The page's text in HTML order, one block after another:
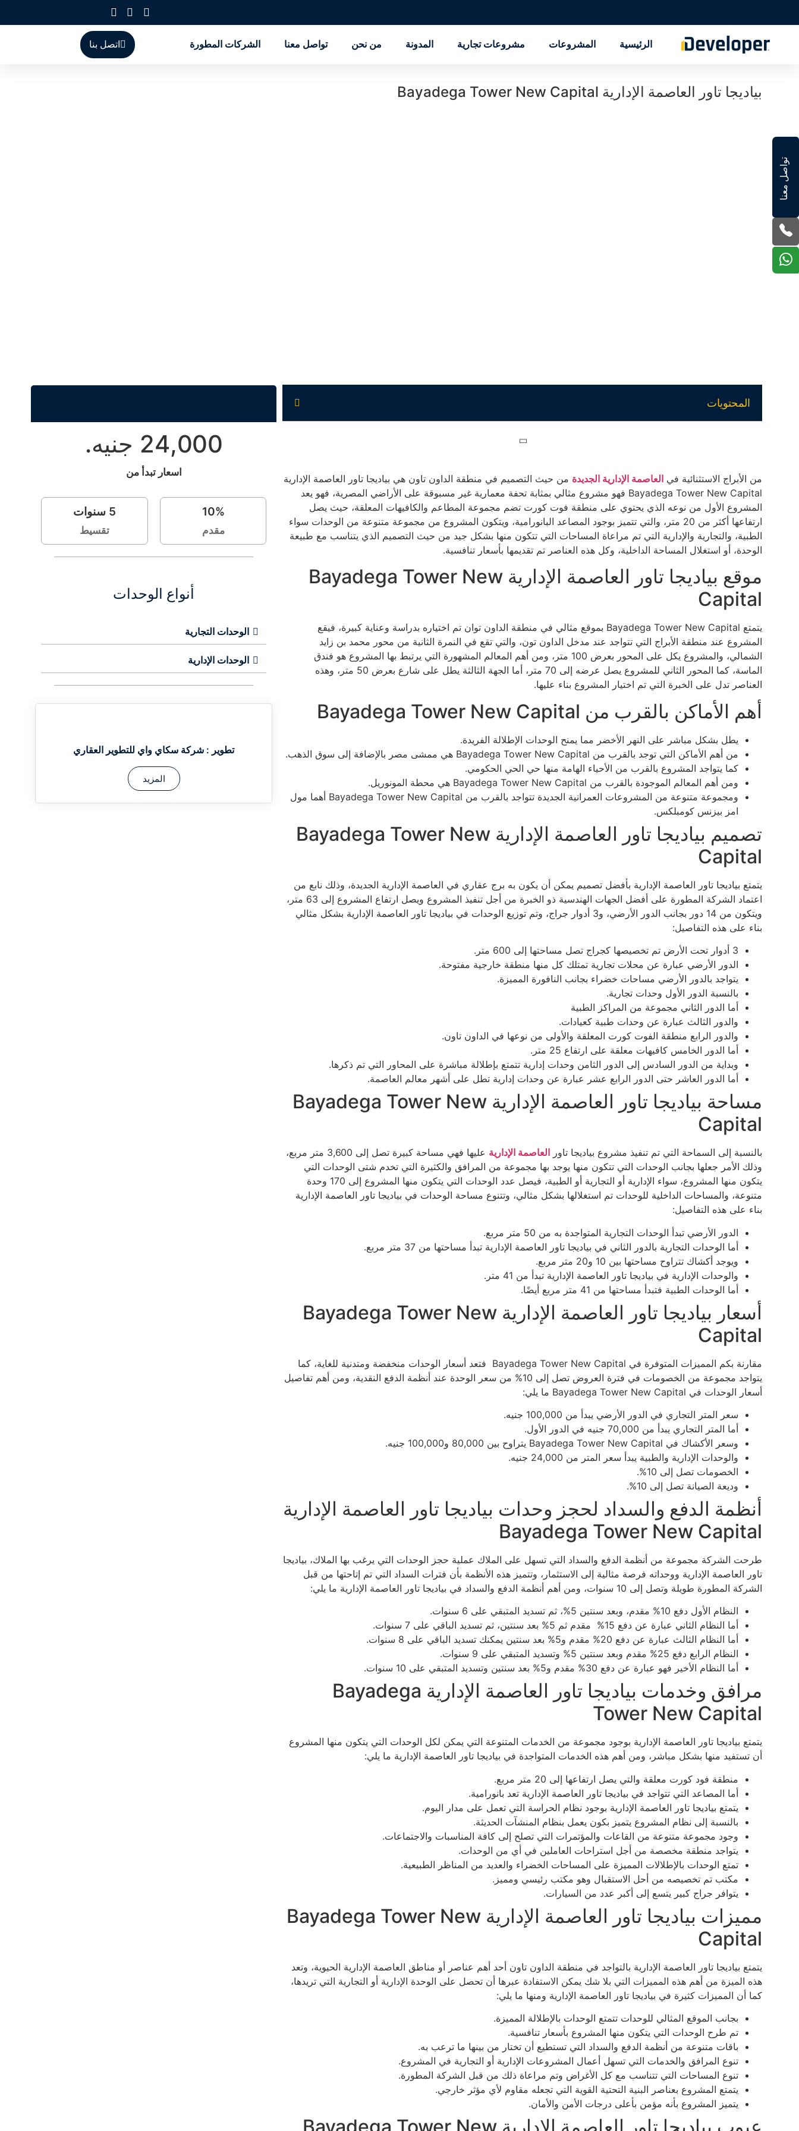
الرئيسية المشروعات مشروعات تجارية المدونة من نحن تواصل معنا الشركات المطورة اتصل بنا
بياديجا تاور العاصمة الإدارية Bayadega Tower New Capital
تواصل معنا
المحتويات
من الأبراج الاستثنائية في العاصمة الإدارية الجديدة من حيث التصميم في منطقة الداون تاون هي بياديجا تاور العاصمة الإدارية
Bayadega Tower New Capital فهو مشروع مثالي بمثابة تحفة معمارية غير مسبوقة على الأراضي المصرية، فهو يعد
المشروع الأول من نوعه الذي يحتوي على منطقة فوت كورت تضم مجموعة المطاعم والكافيهات المعلقة، حيث يصل
ارتفاعها أكثر من 20 متر، والتي تتميز بوجود المصاعد البانورامية، ويتكون المشروع من مجموعة متنوعة من الوحدات سواء
الطبية، والتجارية والإدارية التي تم مراعاة المساحات التي تتكون منها بشكل جيد من حيث التصميم الذي يتناسب مع طبيعة
الوحدة، أو استغلال المساحة الداخلية، وكل هذه العناصر تم تقديمها بأسعار تنافسية.
موقع بياديجا تاور العاصمة الإدارية Bayadega Tower New
Capital
يتمتع Bayadega Tower New Capital بموقع مثالي في منطقة الداون توان تم اختياره بدراسة وعناية كبيرة، فيقع
المشروع عند منطقة الأبراج التي تتواجد عند مدخل الداون تون، والتي تقع في النمرة الثانية من محور محمد بن زايد
الشمالي، والمشروع يكل على المحور بعرض 100 متر، ومن أهم المعالم المشهورة التي يرتبط بها المشروع هو فندق
الماسة، كما المحور الثاني للمشروع يصل عرضه إلى 70 متر، أما الجهة الثالثة يطل على شارع بعرض 50 متر، وهذه
العناصر تدل على الخبرة التي تم اختيار المشروع بناء عليها.
أهم الأماكن بالقرب من Bayadega Tower New Capital
يطل بشكل مباشر على النهر الأخضر مما يمنح الوحدات الإطلالة الفريدة.
من أهم الأماكن التي توجد بالقرب من Bayadega Tower New Capital هي ممشى مصر بالإضافة إلى سوق الذهب.
كما يتواجد المشروع بالقرب من الأحياء الهامة منها حي الحي الحكومي.
ومن أهم المعالم الموجودة بالقرب من Bayadega Tower New Capital هي محطة المونوريل.
ومجموعة متنوعة من المشروعات العمرانية الجديدة تتواجد بالقرب من Bayadega Tower New Capital أهما مول
امز بيزنس كومبلكس.
تصميم بياديجا تاور العاصمة الإدارية Bayadega Tower New
Capital
يتمتع بياديجا تاور العاصمة الإدارية بأفضل تصميم يمكن أن يكون به برج عقاري في العاصمة الإدارية الجديدة، وذلك نابع من
اعتماد الشركة المطورة على أفضل الجهات الهندسية ذو الخبرة من أجل تنفيذ المشروع ويصل ارتفاع المشروع إلى 63 متر،
ويتكون من 14 دور بجانب الدور الأرضي، و3 أدوار جراج، وتم توزيع الوحدات في بياديجا تاور العاصمة الإدارية بشكل مثالي
بناء على هذه التفاصيل:
3 أدوار تحت الأرض تم تخصيصها كجراج تصل مساحتها إلى 600 متر.
الدور الأرضي عبارة عن محلات تجارية تمتلك كل منها منطقة خارجية مفتوحة.
يتواجد بالدور الأرضي مساحات خضراء بجانب النافورة المميزة.
بالنسبة الدور الأول وحدات تجارية.
أما الدور الثاني مجموعة من المراكز الطبية
والدور الثالث عبارة عن وحدات طبية كعيادات.
والدور الرابع منطقة الفوت كورت المعلقة والأولى من نوعها في الداون تاون.
أما الدور الخامس كافيهات معلقة على ارتفاع 25 متر.
وبداية من الدور السادس إلى الدور الثامن وحدات إدارية تتمتع بإطلالة مباشرة على المحاور التي تم ذكرها.
أما الدور العاشر حتى الدور الرابع عشر عبارة عن وحدات إدارية تطل على أشهر معالم العاصمة.
مساحة بياديجا تاور العاصمة الإدارية Bayadega Tower New
Capital
بالنسبة إلى السماحة التي تم تنفيذ مشروع بياديجا تاور العاصمة الإدارية
عليها فهي مساحة كبيرة تصل إلى 3,600 متر مربع،
وذلك الأمر جعلها بجانب الوحدات التي تتكون منها يوجد بها مجموعة من المرافق والكثيرة التي تخدم شتى الوحدات التي
يتكون منها المشروع، سواء الإدارية أو التجارية أو الطبية، فيصل عدد الوحدات التي يتكون منها المشروع إلى 170 وحدة
متنوعة، والمساحات الداخلية للوحدات تم استغلالها بشكل مثالي، وتتنوع مساحة الوحدات في بياديجا تاور العاصمة الإدارية
بناء على هذه التفاصيل:
الدور الأرضي تبدأ الوحدات التجارية المتواجدة به من 50 متر مربع.
أما الوحدات التجارية بالدور الثاني في بياديجا تاور العاصمة الإدارية تبدأ مساحتها من 37 متر مربع.
ويوجد أكشاك تتراوح مساحتها بين 10 و20 متر مربع.
والوحدات الإدارية في بياديجا تاور العاصمة الإدارية تبدأ من 41 متر.
أما الوحدات الطبية فتبدأ مساحتها من 41 متر مربع أيضًا.
أسعار بياديجا تاور العاصمة الإدارية Bayadega Tower New
Capital
مقارنة بكم المميزات المتوفرة في Bayadega Tower New Capital فتعد أسعار الوحدات منخفضة ومتدنية للغاية، كما
يتواجد مجموعة من الخصومات في فترة العروض تصل إلى 10% من سعر الوحدة عند أنظمة الدفع النقدية، ومن أهم تفاصيل
أسعار الوحدات في Bayadega Tower New Capital ما يلي:
سعر المتر التجاري في الدور الأرضي يبدأ من 100,000 جنيه.
أما المتر التجاري يبدأ من 70,000 جنيه في الدور الأول.
وسعر الأكشاك في Bayadega Tower New Capital يتراوح بين 80,000 و100,000 جنيه.
والوحدات الإدارية والطبية يبدأ سعر المتر من 24,000 جنيه.
الخصومات تصل إلى 10%.
وديعة الصيانة تصل إلى 10%.
أنظمة الدفع والسداد لحجز وحدات بياديجا تاور العاصمة الإدارية
Bayadega Tower New Capital
طرحت الشركة مجموعة من أنظمة الدفع والسداد التي تسهل على الملاك عملية حجز الوحدات التي يرغب بها الملاك، بياديجا
تاور العاصمة الإدارية ووحداته فرصة مثالية إلى الاستثمار، وتتميز هذه الأنظمة بأن فترات السداد التي تم إتاحتها من قبل
الشركة المطورة طويلة وتصل إلى 10 سنوات، ومن أهم أنظمة الدفع والسداد في بياديجا تاور العاصمة الإدارية ما يلي:
النظام الأول دفع 10% مقدم، وبعد سنتين 5%، ثم تسديد المتبقي على 6 سنوات.
أما النظام الثاني عبارة عن دفع 15% مقدم ثم 5% بعد سنتين، ثم تسديد الباقي على 7 سنوات.
أما النظام الثالث عبارة عن دفع 20% مقدم و5% بعد سنتين يمكنك تسديد الباقي على 8 سنوات.
النظام الرابع دفع 25% مقدم وبعد سنتين 5% وتسديد المتبقي على 9 سنوات.
أما النظام الأخير فهو عبارة عن دفع 30% مقدم و5% بعد سنتين وتسديد المتبقي على 10 سنوات.
مرافق وخدمات بياديجا تاور العاصمة الإدارية Bayadega
Tower New Capital
يتمتع بياديجا تاور العاصمة الإدارية بوجود مجموعة من الخدمات المتنوعة التي يمكن لكل الوحدات التي يتكون منها المشروع
أن تستفيد منها بشكل مباشر، ومن أهم هذه الخدمات المتواجدة في بياديجا تاور العاصمة الإدارية ما يلي:
منطقة فود كورت معلقة والتي يصل ارتفاعها إلى 20 متر مربع.
أما المصاعد التي تتواجد في بياديجا تاور العاصمة الإدارية تعد بانورامية.
يتمتع بياديجا تاور العاصمة الإدارية بوجود نظام الحراسة التي تعمل على مدار اليوم.
بالنسبة إلى نظام المشروع يتميز بكون يعمل بنظام المنشآت الحديثة.
وجود مجموعة متنوعة من القاعات والمؤتمرات التي تصلح إلى كافة المناسبات والاجتماعات.
يتواجد منطقة مخصصة من أجل استراحات العاملين في أي من الوحدات.
تمتع الوحدات بالإطلالات المميزة على المساحات الخضراء والعديد من المناظر الطبيعية.
مكتب تم تخصيصه من أحل الاستقبال وهو مكتب رئيسي ومميز.
يتوافر جراج كبير يتسع إلى أكبر عدد من السيارات.
مميزات بياديجا تاور العاصمة الإدارية Bayadega Tower New
Capital
يتمتع بياديجا تاور العاصمة الإدارية بالتواجد في منطقة الداون تاون أحد أهم عناصر أو مناطق العاصمة الإدارية الحيوية، وتعد
هذه الميزة من أهم هذه المميزات التي بلا شك يمكن الاستفادة عبرها أن تحصل على الوحدة الإدارية أو التجارية التي تريدها،
كما أن المميزات كثيرة في بياديجا تاور العاصمة الإدارية ومنها ما يلي:
بجانب الموقع المثالي للوحدات تتمتع الوحدات بالإطلالة المميزة.
تم طرح الوحدات التي يتكون منها المشروع بأسعار تنافسية.
باقات متنوعة من أنظمة الدفع والسداد التي تستطيع أن تختار من بينها ما ترعب به.
تنوع المرافق والخدمات التي تسهل أعمال المشروعات الإدارية أو التجارية في المشروع.
تنوع المساحات التي تتناسب مع كل الأغراض وتم مراعاة ذلك من قبل الشركة المطورة.
يتمتع المشروع بعناصر البنية التحتية القوية التي تجعله مقاوم لأي مؤثر خارجي.
يتميز المشروع بأنه مؤمن بأعلى درجات الأمن والأمان.
24,000 جنيه.
اسعار تبدأ من
10%
مقدم
5 سنوات
تقسيط
أنواع الوحدات
الوحدات التجارية
الوحدات الإدارية
تطوير : شركة سكاي واي للتطوير العقاري
المزيد